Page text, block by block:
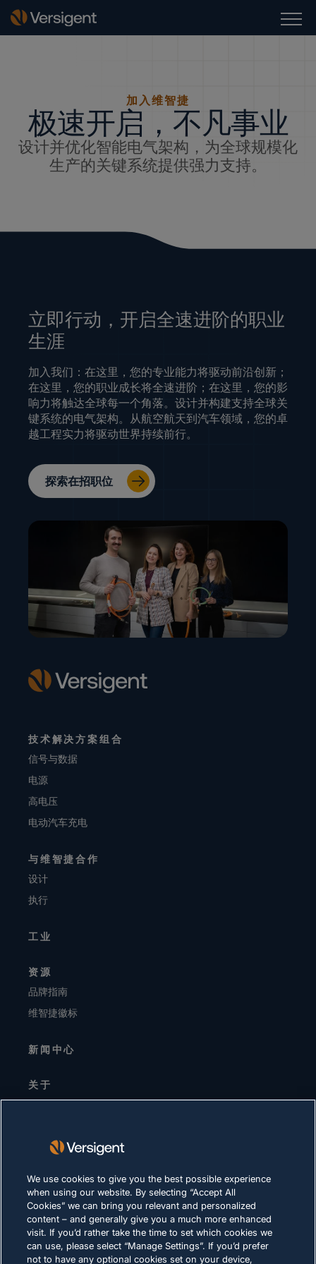
加入维智捷
极速开启，不凡事业
设计并优化智能电气架构，为全球规模化
生产的关键系统提供强力支持。
立即行动，开启全速进阶的职业
生涯
加入我们：在这里，您的专业能力将驱动前沿创新；
在这里，您的职业成长将全速进阶；在这里，您的影
响力将触达全球每一个角落。设计并构建支持全球关
键系统的电气架构。从航空航天到汽车领域，您的卓
越工程实力将驱动世界持续前行。
探索在招职位
技术解决方案组合
信号与数据
电源
高电压
电动汽车充电
与维智捷合作
设计
执行
工业
资源
品牌指南
维智捷徽标
新闻中心
关于
高层领导
供应商
职业生涯
隐私声明
使用条款
We use cookies to give you the best possible experience
when using our website. By selecting “Accept All
Cookies” we can bring you relevant and personalized
content – and generally give you a much more enhanced
visit. If you’d rather take the time to set which cookies we
can use, please select “Manage Settings”. If you’d prefer
not to have any optional cookies set on your device,